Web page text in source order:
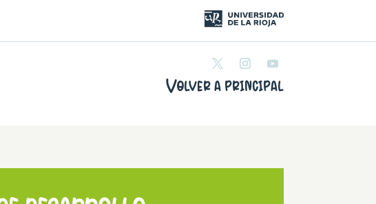
Volver a principal